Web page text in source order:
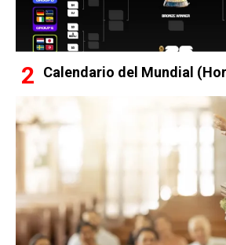
Calendario del Mundial